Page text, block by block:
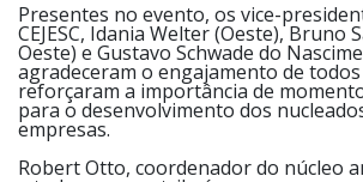
Presentes no evento, os vice-
CEJESC, Idania Welter (Oeste), Bruno
Oeste) e Gustavo Schwade do
agradeceram o engajamento de
reforçaram a importância de
para o desenvolvimento dos
empresas.
Robert Otto, coordenador do núcleo